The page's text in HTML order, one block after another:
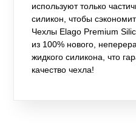
используют только
силикон, чтобы
Чехлы Elago Premium
из 100% нового,
жидкого силикона, что
качество чехла!